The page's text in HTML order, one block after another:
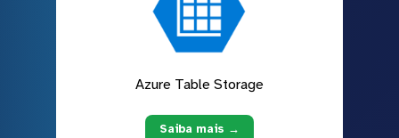
Azure Table Storage
Saiba mais →